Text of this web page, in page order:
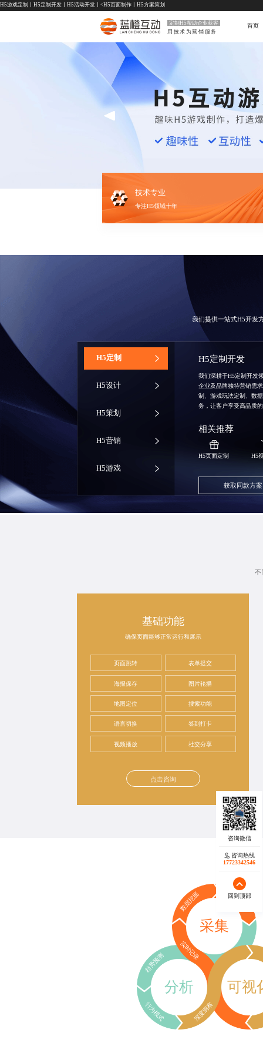
H5游戏定制 H5定制开发 H5活动开发 丨<H5页面制作 H5方案策划
定制H5帮助企业获客
用技术为营销服务
首页
技术专业
专注H5领域十年
我们提供一站式H5开发
‌H5定制
H5设计
H5策划
H5营销
H5游戏
H5定制开发
我们深耕于H5定制开发
企业及品牌独特营销需
制、游戏玩法定制、数
务，让客户享受高品质
相关推荐
H5页面定制 H5
获取同款方案
不
基础功能
确保页面能够正常运行和展示
页面跳转 表单提交
海报保存 图片轮播
地图定位 搜索功能
语言切换 签到打卡
视频播放 社交分享
点击咨询
采集
数据挖掘 行为追踪
实时记录
分析
趋势预测
行为模式 深度洞察
可视
咨询热线
17723342546
回到顶部